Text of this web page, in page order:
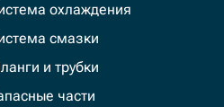
охлаждения
смазки
и трубки
части